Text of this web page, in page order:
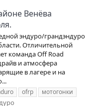
Венёва
эндуро/грандэндуро
Отличительной
команда Off Road
и атмосфера
в лагере и на
ofrp
мотогонки